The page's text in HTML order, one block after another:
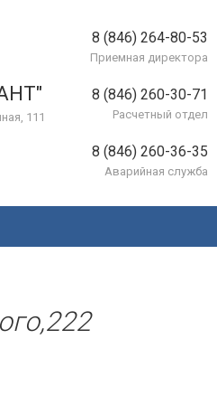
111
8 (846) 264-80-53
Приемная директора
8 (846) 260-30-71
Расчетный отдел
8 (846) 260-36-35
Аварийная служба